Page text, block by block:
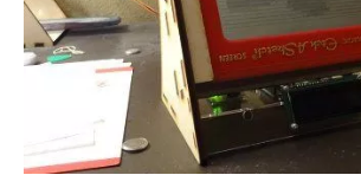
Arduino se
Arduino v
Arduino
Tinylab
Makeblock
Micro:bit
Videa
Koupit